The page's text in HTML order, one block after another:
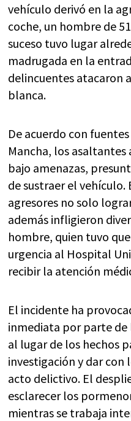
vehículo derivó en la
coche, un hombre de
suceso tuvo lugar
madrugada en la
delincuentes atacaron
blanca.
De acuerdo con
Mancha, los
bajo amenazas,
de sustraer el
agresores no solo
además infligieron
hombre, quien tuvo
urgencia al Hospital
recibir la atención
El incidente ha
inmediata por parte de
al lugar de los hechos
investigación y dar con
acto delictivo. El
esclarecer los
mientras se trabaja